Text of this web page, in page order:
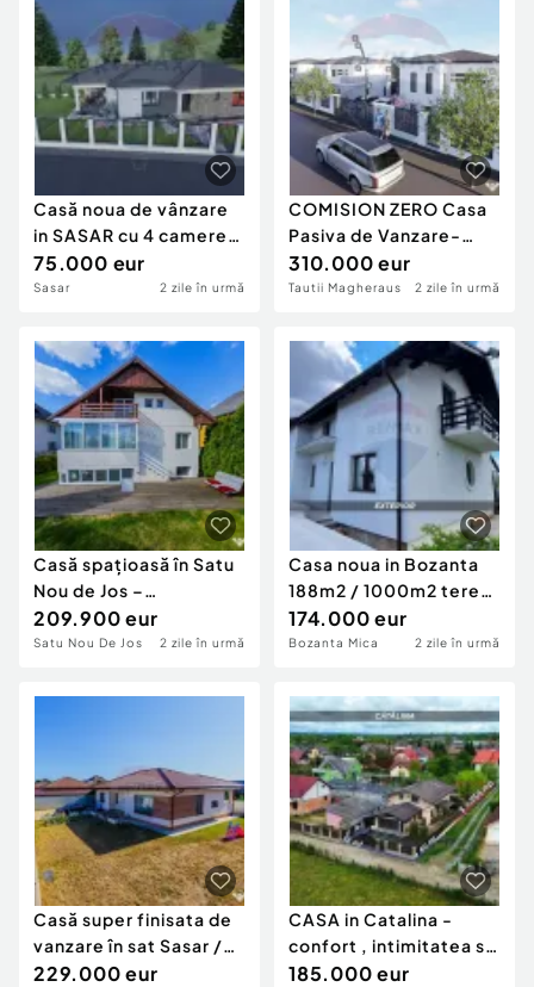
Casă noua de vânzare
in SASAR cu 4 camere,
2 bai si 500...
75.000 eur
Sasar 2 zile în urmă
COMISION ZERO Casa
Pasiva de Vanzare-
ZER0 FACTURI-
CONFORT...
310.000 eur
Tautii Magheraus 2 zile în urmă
Casă spațioasă în Satu
Nou de Jos –
Posibilitate sc...
209.900 eur
Satu Nou De Jos 2 zile în urmă
Casa noua in Bozanta
188m2 / 1000m2 teren
si anexe ideala...
174.000 eur
Bozanta Mica 2 zile în urmă
Casă super finisata de
vanzare în sat Sasar /
schimb cu...
229.000 eur
CASA in Catalina -
confort , intimitatea si
eficienta ene...
185.000 eur